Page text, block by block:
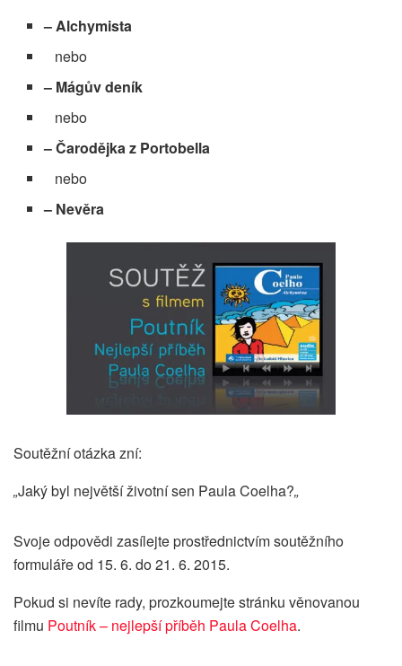
– Alchymista
nebo
– Mágův deník
nebo
– Čarodějka z Portobella
nebo
– Nevěra
Soutěžní otázka zní:
„Jaký byl největší životní sen Paula Coelha?„
Svoje odpovědi zasílejte prostřednictvím soutěžního
formuláře od 15. 6. do 21. 6. 2015.
Pokud si nevíte rady, prozkoumejte stránku věnovanou
filmu Poutník – nejlepší příběh Paula Coelha.